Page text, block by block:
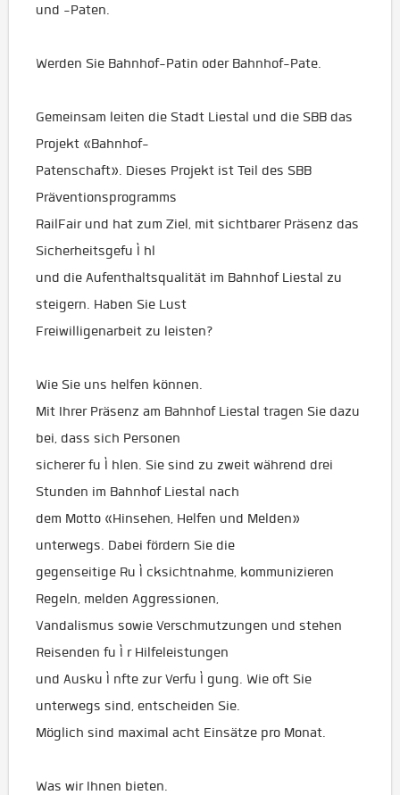
und -Paten.
Werden Sie Bahnhof-Patin oder Bahnhof-Pate.
Gemeinsam leiten die Stadt Liestal und die SBB das
Projekt «Bahnhof-
Patenschaft». Dieses Projekt ist Teil des SBB
Präventionsprogramms
RailFair und hat zum Ziel, mit sichtbarer Präsenz das
Sicherheitsgefu Ì hl
und die Aufenthaltsqualität im Bahnhof Liestal zu
steigern. Haben Sie Lust
Freiwilligenarbeit zu leisten?
Wie Sie uns helfen können.
Mit Ihrer Präsenz am Bahnhof Liestal tragen Sie dazu
bei, dass sich Personen
sicherer fu Ì hlen. Sie sind zu zweit während drei
Stunden im Bahnhof Liestal nach
dem Motto «Hinsehen, Helfen und Melden»
unterwegs. Dabei fördern Sie die
gegenseitige Ru Ì cksichtnahme, kommunizieren
Regeln, melden Aggressionen,
Vandalismus sowie Verschmutzungen und stehen
Reisenden fu Ì r Hilfeleistungen
und Ausku Ì nfte zur Verfu Ì gung. Wie oft Sie
unterwegs sind, entscheiden Sie.
Möglich sind maximal acht Einsätze pro Monat.
Was wir Ihnen bieten.